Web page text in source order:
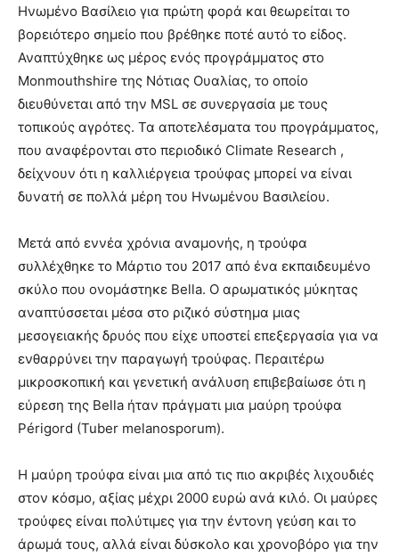
Ηνωμένο Βασίλειο για πρώτη φορά και θεωρείται το
βορειότερο σημείο που βρέθηκε ποτέ αυτό το είδος.
Αναπτύχθηκε ως μέρος ενός προγράμματος στο
Monmouthshire της Νότιας Ουαλίας, το οποίο
διευθύνεται από την MSL σε συνεργασία με τους
τοπικούς αγρότες. Τα αποτελέσματα του προγράμματος,
που αναφέρονται στο περιοδικό Climate Research ,
δείχνουν ότι η καλλιέργεια τρούφας μπορεί να είναι
δυνατή σε πολλά μέρη του Ηνωμένου Βασιλείου.
Μετά από εννέα χρόνια αναμονής, η τρούφα
συλλέχθηκε το Μάρτιο του 2017 από ένα εκπαιδευμένο
σκύλο που ονομάστηκε Bella. Ο αρωματικός μύκητας
αναπτύσσεται μέσα στο ριζικό σύστημα μιας
μεσογειακής δρυός που είχε υποστεί επεξεργασία για να
ενθαρρύνει την παραγωγή τρούφας. Περαιτέρω
μικροσκοπική και γενετική ανάλυση επιβεβαίωσε ότι η
εύρεση της Bella ήταν πράγματι μια μαύρη τρούφα
Périgord (Tuber melanosporum).
Η μαύρη τρούφα είναι μια από τις πιο ακριβές λιχουδιές
στον κόσμο, αξίας μέχρι 2000 ευρώ ανά κιλό. Οι μαύρες
τρούφες είναι πολύτιμες για την έντονη γεύση και το
άρωμά τους, αλλά είναι δύσκολο και χρονοβόρο για την